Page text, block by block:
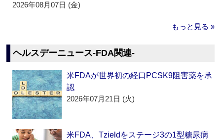
2026年08月07日 (金)
もっと見る »
ヘルスデーニュース‐FDA関連‐
米FDAが世界初の経口PCSK9阻害薬を承
認
2026年07月21日 (火)
米FDA、Tzieldをステージ3の1型糖尿病